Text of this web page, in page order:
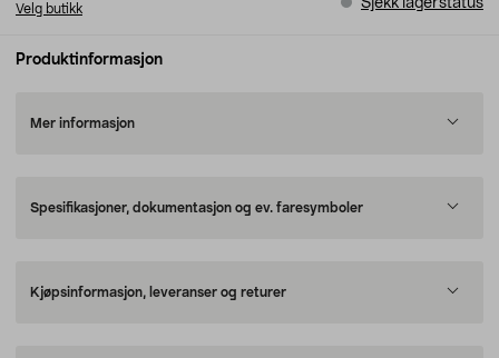
Velg butikk
Sjekk lagerstatus
Produktinformasjon
Mer informasjon
Spesifikasjoner, dokumentasjon og ev. faresymboler
Kjøpsinformasjon, leveranser og returer